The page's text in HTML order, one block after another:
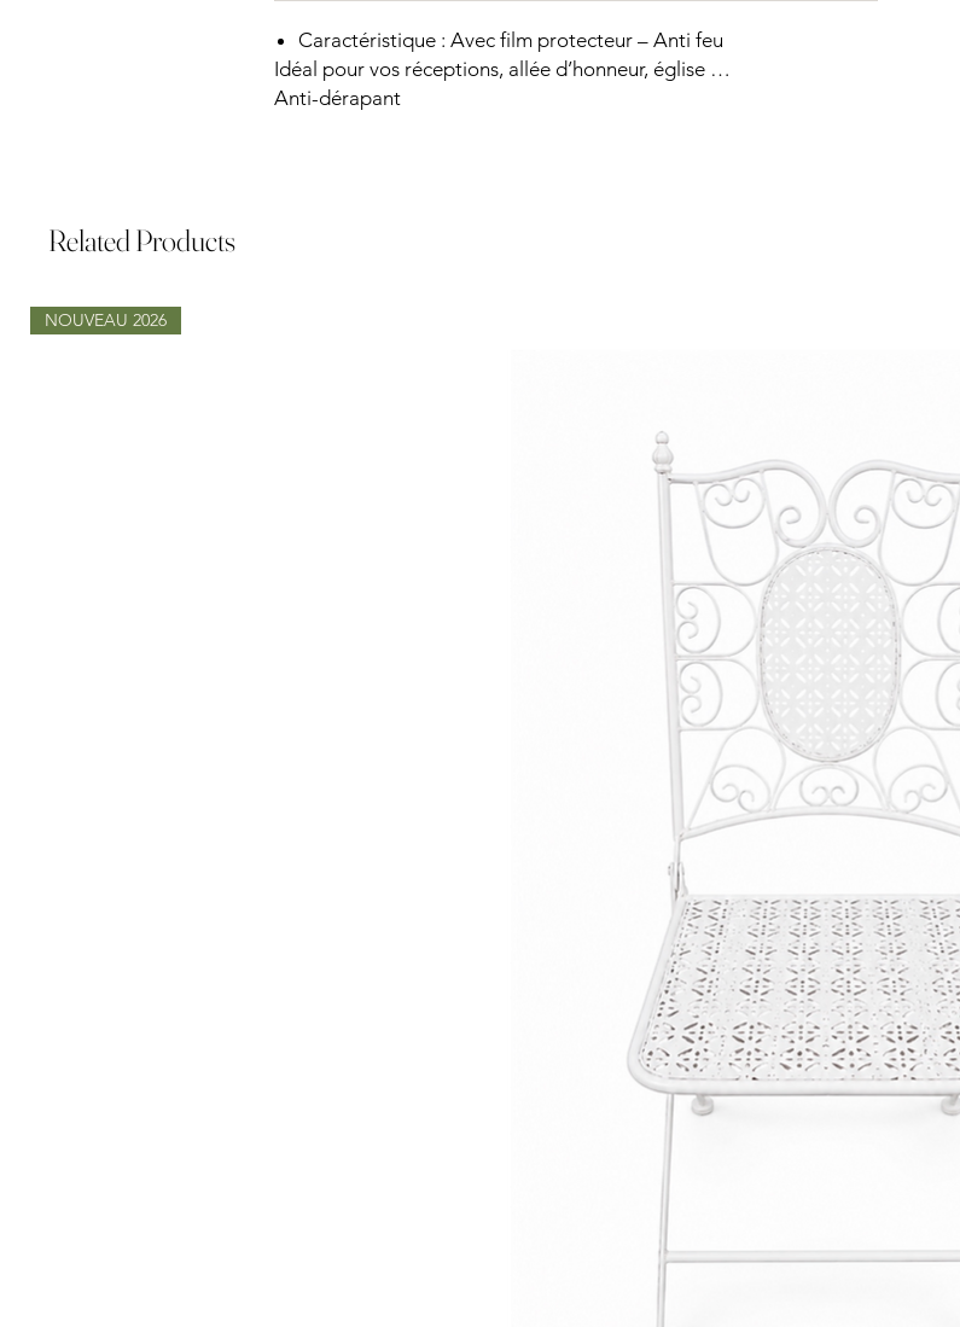
Caractéristique : Avec film protecteur – Anti feu
Idéal pour vos réceptions, allée d’honneur, église …
Anti-dérapant
Related Products
NOUVEAU 2026